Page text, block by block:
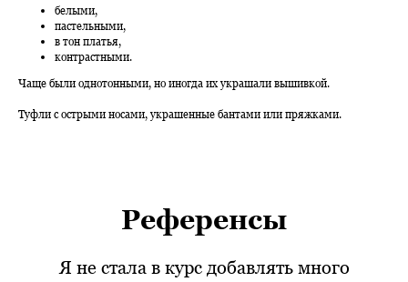
белыми,
пастельными,
в тон платья,
контрастными.
Чаще были однотонными, но иногда их украшали вышивкой.
Туфли с острыми носами, украшенные бантами или пряжками.
Референсы
Я не стала в курс добавлять много